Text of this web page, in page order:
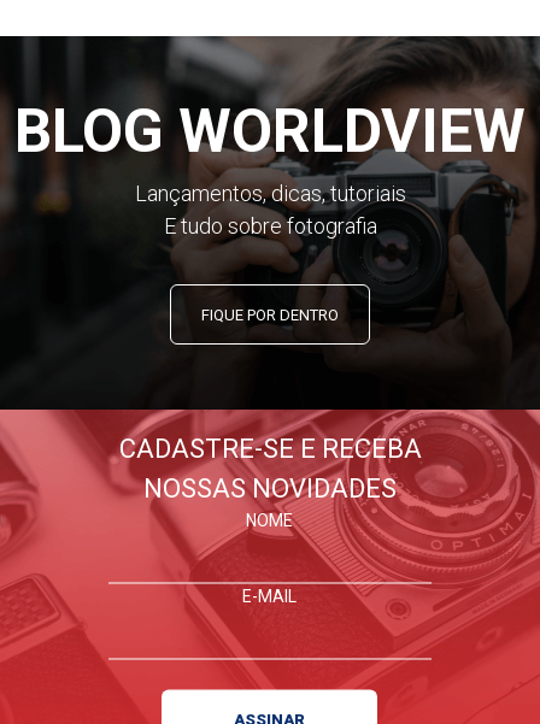
BLOG WORLDVIEW
Lançamentos, dicas, tutoriais
E tudo sobre fotografia
FIQUE POR DENTRO
CADASTRE-SE E RECEBA
NOSSAS NOVIDADES
NOME
E-MAIL